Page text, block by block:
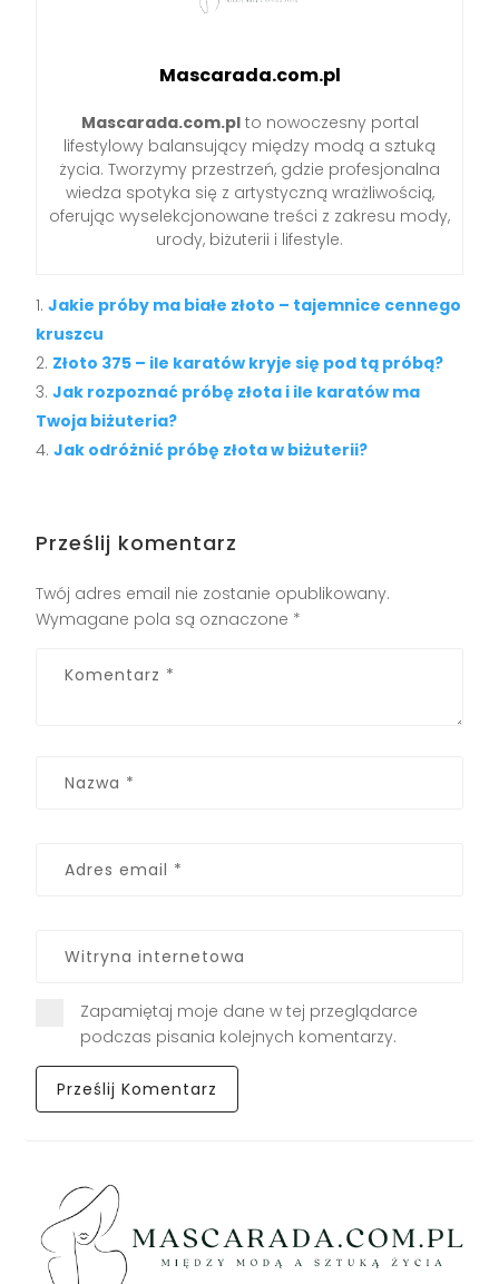
Mascarada.com.pl
Mascarada.com.plto nowoczesny portal
lifestylowy balansujący między modą a sztuką
życia. Tworzymy przestrzeń, gdzie profesjonalna
wiedza spotyka się z artystyczną wrażliwością,
oferując wyselekcjonowane treści z zakresu mody,
urody, biżuterii i lifestyle.
Jakie próby ma białe złoto – tajemnice cennego
kruszcu
Złoto 375 – ile karatów kryje się pod tą próbą?
Jak rozpoznać próbę złota i ile karatów ma
Twoja biżuteria?
Jak odróżnić próbę złota w biżuterii?
Prześlij komentarz
Twój adres email nie zostanie opublikowany.
Wymagane pola są oznaczone *
Zapamiętaj moje dane w tej przeglądarce
podczas pisania kolejnych komentarzy.